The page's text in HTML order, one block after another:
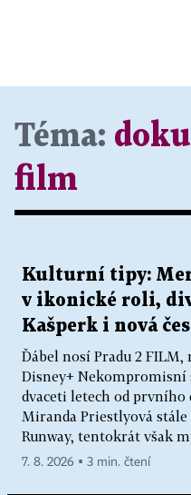
Téma:
film
Kulturní tipy:
v ikonické roli,
Kašperk i nová
Ďábel nosí Pradu 2 FILM,
Disney+ Nekompromisní
dvaceti letech od
Miranda Priestlyová
Runway, tentokrát však
7. 8. 2026 ▪ 3 min. čtení